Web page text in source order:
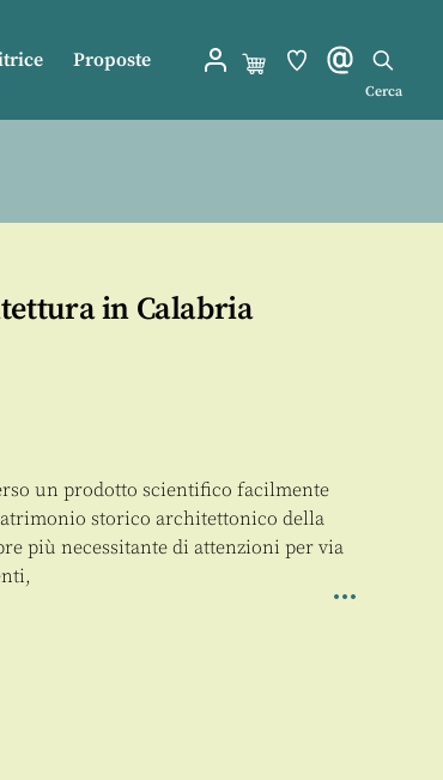
Proposte
Cerca
in Calabria
un prodotto scientifico facilmente
storico architettonico della
più necessitante di attenzioni per via